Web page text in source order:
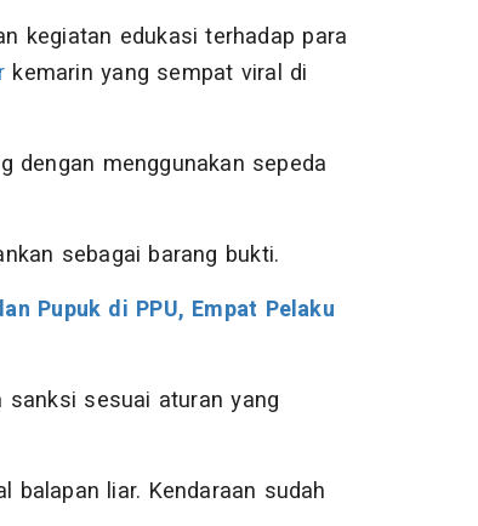
kegiatan edukasi terhadap para
kemarin yang sempat viral di
dengan menggunakan sepeda
sebagai barang bukti.
Pupuk di PPU, Empat Pelaku
sanksi sesuai aturan yang
balapan liar. Kendaraan sudah